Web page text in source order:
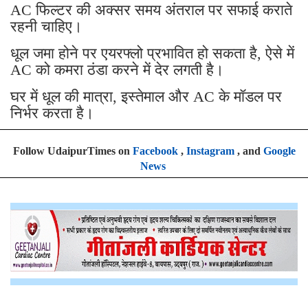
AC फिल्टर की अक्सर समय अंतराल पर सफाई कराते
रहनी चाहिए।
धूल जमा होने पर एयरफ्लो प्रभावित हो सकता है, ऐसे में
AC को कमरा ठंडा करने में देर लगती है।
घर में धूल की मात्रा, इस्तेमाल और AC के मॉडल पर
निर्भर करता है।
Follow UdaipurTimes on Facebook, Instagram, and Google
News